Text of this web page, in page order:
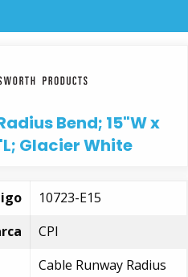
Bend; 15"W x
Glacier White
10723-E15
CPI
Cable Runway Radius